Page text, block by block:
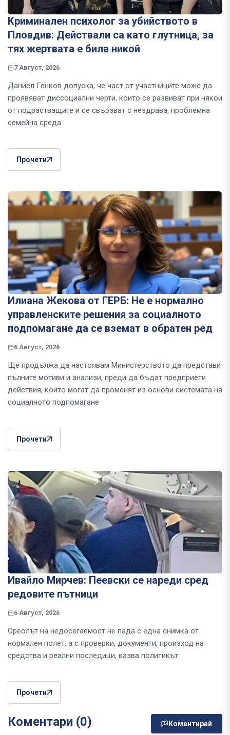
Криминален психолог за убийството в
Пловдив: Действали са като глутница, за
тях жертвата е била никой
7 Август, 2026
Даниел Генков допуска, че част от участниците може да
проявяват диссоциални черти, които се развиват при някои
от подрастващите и се свързват с нездрава, проблемна
семейна среда
Прочети
Илиана Жекова от ГЕРБ: Не е нормално
управленските решения за социалното
подпомагане да се вземат в обратен ред
6 Август, 2026
Ще продължа да настоявам Министерството да представи
пълните мотиви и анализи, преди да бъдат предприети
действия, които могат да променят из основи системата на
социалното подпомагане
Прочети
Ивайло Мирчев: Пеевски се нареди сред
редовите пътници
6 Август, 2026
Ореолът на недосегаемост не пада с една снимка от
нормален полет, а с проверки, документи, произход на
средства и реални последици, казва политикът
Прочети
Коментари (0) Коментирай